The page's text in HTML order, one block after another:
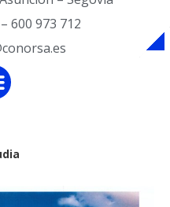
600 973 712